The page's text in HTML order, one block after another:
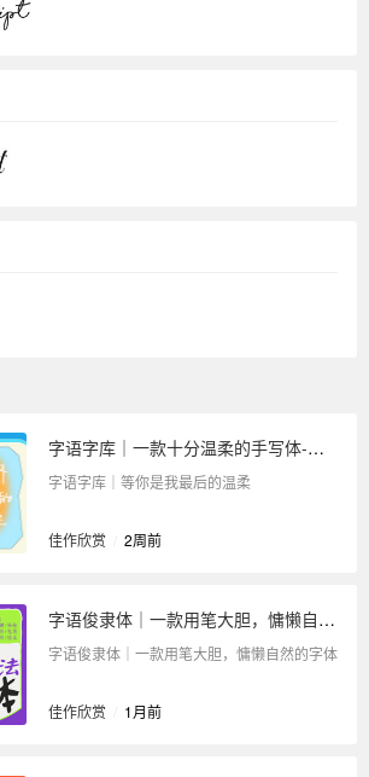
字语字库｜一款十分温柔的手写体-等你是我最后的温柔
字语字库｜等你是我最后的温柔
佳作欣赏 2周前
字语俊隶体｜一款用笔大胆，慵懒自然的字体
字语俊隶体｜一款用笔大胆，慵懒自然的字体
佳作欣赏 1月前